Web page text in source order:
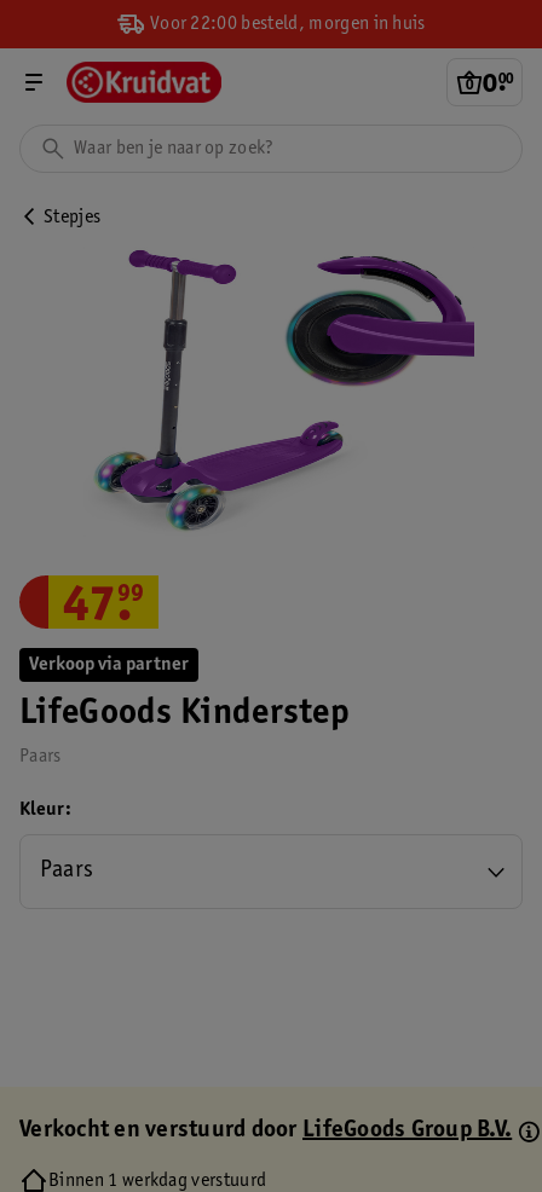
Voor 22:00 besteld, morgen in huis
0.
00
Stepjes
Verkoop via partner
LifeGoods Kinderstep
Paars
47.
99
Kleur
Paars
Verkocht en verstuurd doorLifeGoods Group B.V.
Binnen 1 werkdag verstuurd